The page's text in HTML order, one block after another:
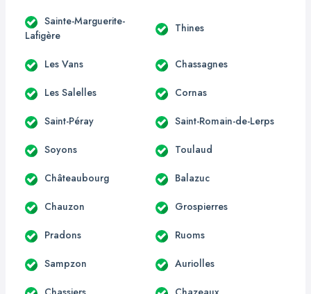
Sainte-Marguerite-
Lafigère
Thines
Les Vans Chassagnes
Les Salelles Cornas
Saint-Péray Saint-Romain-de-Lerps
Soyons Toulaud
Châteaubourg Balazuc
Chauzon Grospierres
Pradons Ruoms
Sampzon Auriolles